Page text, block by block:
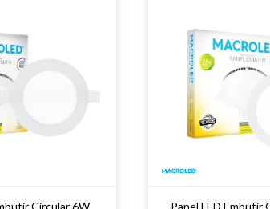
Circular 6W
Panel LED Embutir